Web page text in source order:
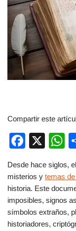
Compartir este
F
c
e
b
o
X
s
A
p
Desde hace siglos, el
misterios y temas
historia. Este
imposibles, signos
símbolos extraños,
historiadores,